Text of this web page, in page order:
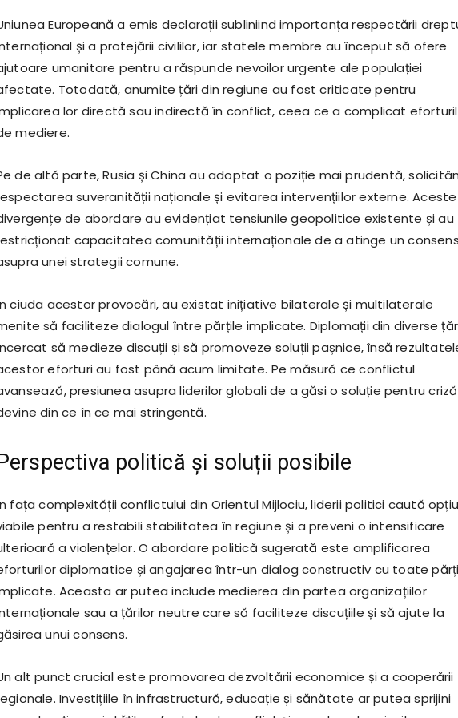
Europeană a emis declarații subliniind importanța respectării
și a protejării civililor, iar statele membre au început să ofere
umanitare pentru a răspunde nevoilor urgente ale populației
Totodată, anumite țări din regiune au fost criticate pentru
lor directă sau indirectă în conflict, ceea ce a complicat
mediere.
de altă parte, Rusia și China au adoptat o poziție mai prudentă,
suveranității naționale și evitarea intervențiilor externe. Aceste
de abordare au evidențiat tensiunile geopolitice existente și au
capacitatea comunității internaționale de a atinge un consens
unei strategii comune.
ciuda acestor provocări, au existat inițiative bilaterale și multilaterale
să faciliteze dialogul între părțile implicate. Diplomații din diverse
să medieze discuții și să promoveze soluții pașnice, însă
eforturi au fost până acum limitate. Pe măsură ce conflictul
presiunea asupra liderilor globali de a găsi o soluție pentru criză
din ce în ce mai stringentă.
politică și soluții posibile
fața complexității conflictului din Orientul Mijlociu, liderii politici caută
pentru a restabili stabilitatea în regiune și a preveni o intensificare
a violențelor. O abordare politică sugerată este amplificarea
diplomatice și angajarea într-un dialog constructiv cu toate
Aceasta ar putea include medierea din partea organizațiilor
sau a țărilor neutre care să faciliteze discuțiile și să ajute la
unui consens.
alt punct crucial este promovarea dezvoltării economice și a cooperării
Investițiile în infrastructură, educație și sănătate ar putea sprijini